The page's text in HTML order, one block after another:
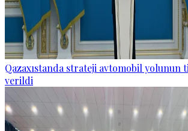
Qazaxıstanda strateji avtomobil
verildi